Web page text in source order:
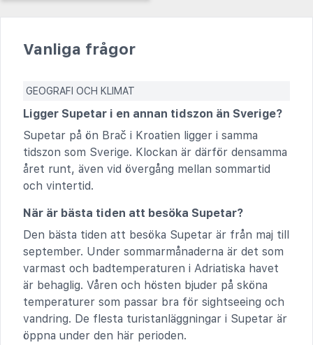
Vanliga frågor
GEOGRAFI OCH KLIMAT
Ligger Supetar i en annan tidszon än Sverige?
Supetar på ön Brač i Kroatien ligger i samma
tidszon som Sverige. Klockan är därför densamma
året runt, även vid övergång mellan sommartid
och vintertid.
När är bästa tiden att besöka Supetar?
Den bästa tiden att besöka Supetar är från maj till
september. Under sommarmånaderna är det som
varmast och badtemperaturen i Adriatiska havet
är behaglig. Våren och hösten bjuder på sköna
temperaturer som passar bra för sightseeing och
vandring. De flesta turistanläggningar i Supetar är
öppna under den här perioden.